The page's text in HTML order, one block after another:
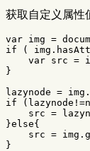
获取自定义属性
var img =
if
( img .
var src =
}
lazynode = img .
if
( lazynode !=
src =
}else{
src = img .
}